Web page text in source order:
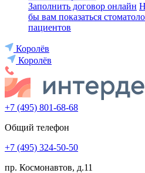
Заполнить договор онлайн
бы вам показаться
пациентов
Королёв
Королёв
+7 (495) 801-68-68
Общий телефон
+7 (495) 324-50-50
пр. Космонавтов, д.11